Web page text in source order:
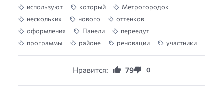
используют
который
Метрогородок
нескольких
нового
оттенков
оформления
Панели
переедут
программы
районе реновации участники
Нравится: 79 0